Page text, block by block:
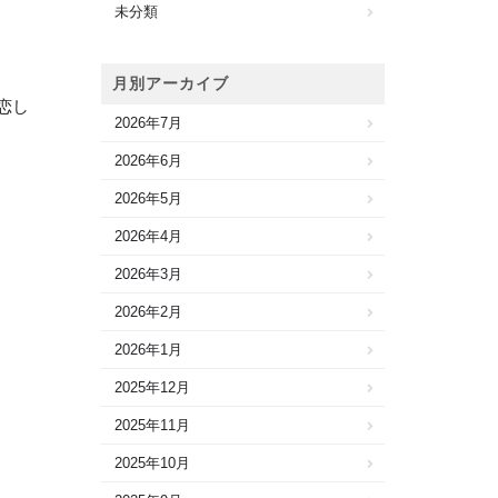
し
未分類
月別アーカイブ
2026年7月
2026年6月
2026年5月
2026年4月
2026年3月
2026年2月
2026年1月
2025年12月
2025年11月
2025年10月